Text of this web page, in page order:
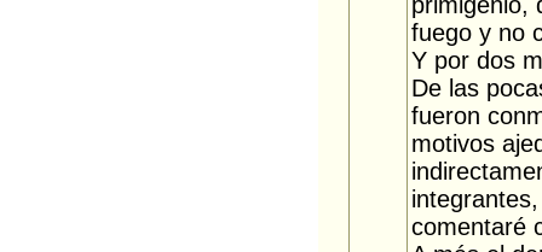
fuego y no
Y por dos
De las
fueron
motivos
comentaré